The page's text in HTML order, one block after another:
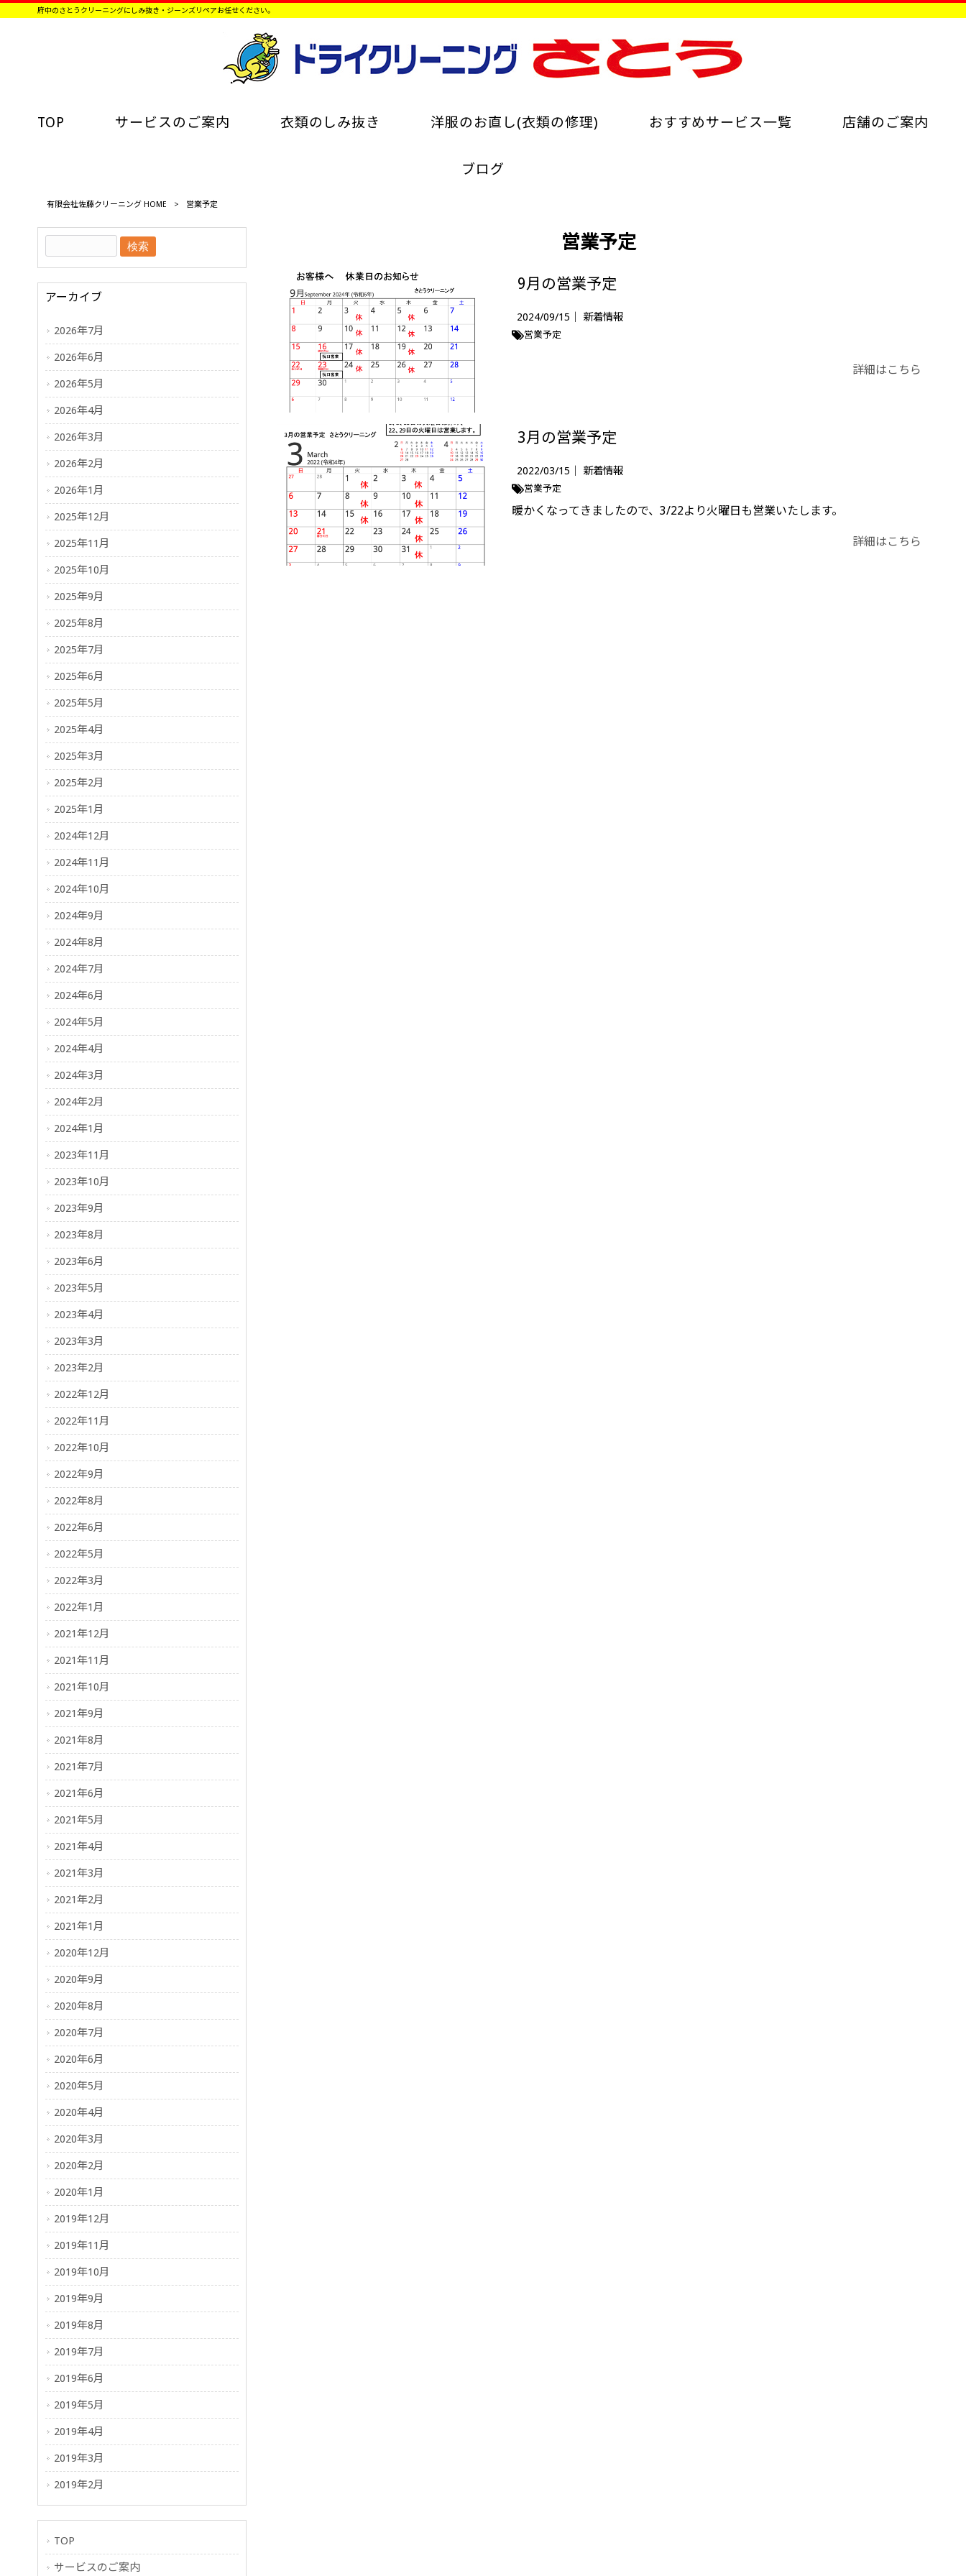
府中のさとうクリーニングにしみ抜き・ジーンズリペアお任せください。
TOP サービスのご案内 衣類のしみ抜き 洋服のお直し(衣類の修理) おすすめサービス一覧 店舗のご案内
ブログ
有限会社佐藤クリーニング HOME > 営業予定
営業予定
9月の営業予定
2024/09/15｜ 新着情報
営業予定
詳細はこちら
3月の営業予定
2022/03/15｜ 新着情報
営業予定
暖かくなってきましたので、3/22より火曜日も営業いたします。
詳細はこちら
アーカイブ
2026年7月
2026年6月
2026年5月
2026年4月
2026年3月
2026年2月
2026年1月
2025年12月
2025年11月
2025年10月
2025年9月
2025年8月
2025年7月
2025年6月
2025年5月
2025年4月
2025年3月
2025年2月
2025年1月
2024年12月
2024年11月
2024年10月
2024年9月
2024年8月
2024年7月
2024年6月
2024年5月
2024年4月
2024年3月
2024年2月
2024年1月
2023年11月
2023年10月
2023年9月
2023年8月
2023年6月
2023年5月
2023年4月
2023年3月
2023年2月
2022年12月
2022年11月
2022年10月
2022年9月
2022年8月
2022年6月
2022年5月
2022年3月
2022年1月
2021年12月
2021年11月
2021年10月
2021年9月
2021年8月
2021年7月
2021年6月
2021年5月
2021年4月
2021年3月
2021年2月
2021年1月
2020年12月
2020年9月
2020年8月
2020年7月
2020年6月
2020年5月
2020年4月
2020年3月
2020年2月
2020年1月
2019年12月
2019年11月
2019年10月
2019年9月
2019年8月
2019年7月
2019年6月
2019年5月
2019年4月
2019年3月
2019年2月
TOP
サービスのご案内